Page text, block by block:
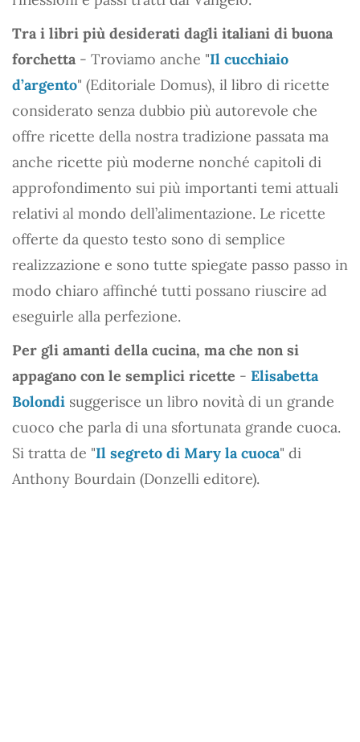
Tra i libri più desiderati dagli italiani di buona
forchetta - Troviamo anche "Il cucchiaio
d’argento" (Editoriale Domus), il libro di ricette
considerato senza dubbio più autorevole che
offre ricette della nostra tradizione passata ma
anche ricette più moderne nonché capitoli di
approfondimento sui più importanti temi attuali
relativi al mondo dell’alimentazione. Le ricette
offerte da questo testo sono di semplice
realizzazione e sono tutte spiegate passo passo in
modo chiaro affinché tutti possano riuscire ad
eseguirle alla perfezione.
Per gli amanti della cucina, ma che non si
appagano con le semplici ricette - Elisabetta
Bolondi suggerisce un libro novità di un grande
cuoco che parla di una sfortunata grande cuoca.
Si tratta de "Il segreto di Mary la cuoca" di
Anthony Bourdain (Donzelli editore).